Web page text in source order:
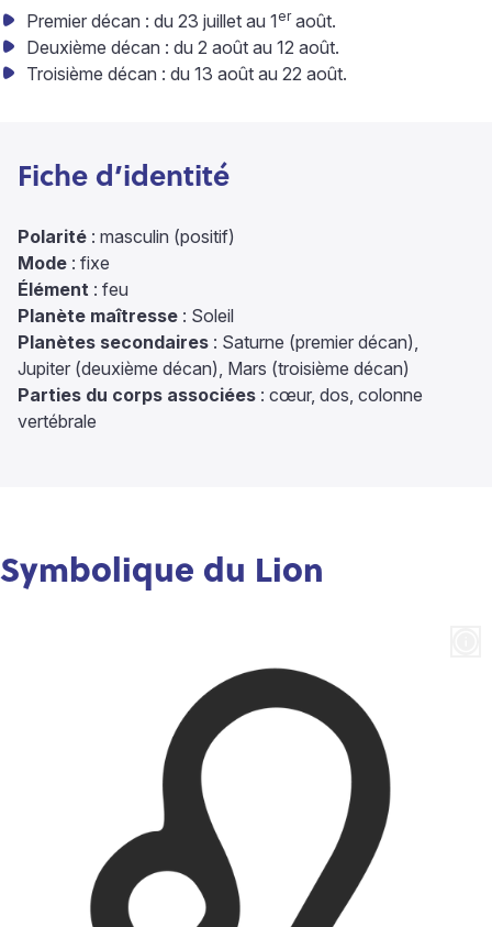
Premier décan : du 23 juillet au 1eraoût.
Deuxième décan : du 2 août au 12 août.
Troisième décan : du 13 août au 22 août.
Fiche d’identité
Polarité : masculin (positif)
Mode : fixe
Élément : feu
Planète maîtresse : Soleil
Planètes secondaires : Saturne (premier décan),
Jupiter (deuxième décan), Mars (troisième décan)
Parties du corps associées : cœur, dos, colonne
vertébrale
Symbolique du Lion